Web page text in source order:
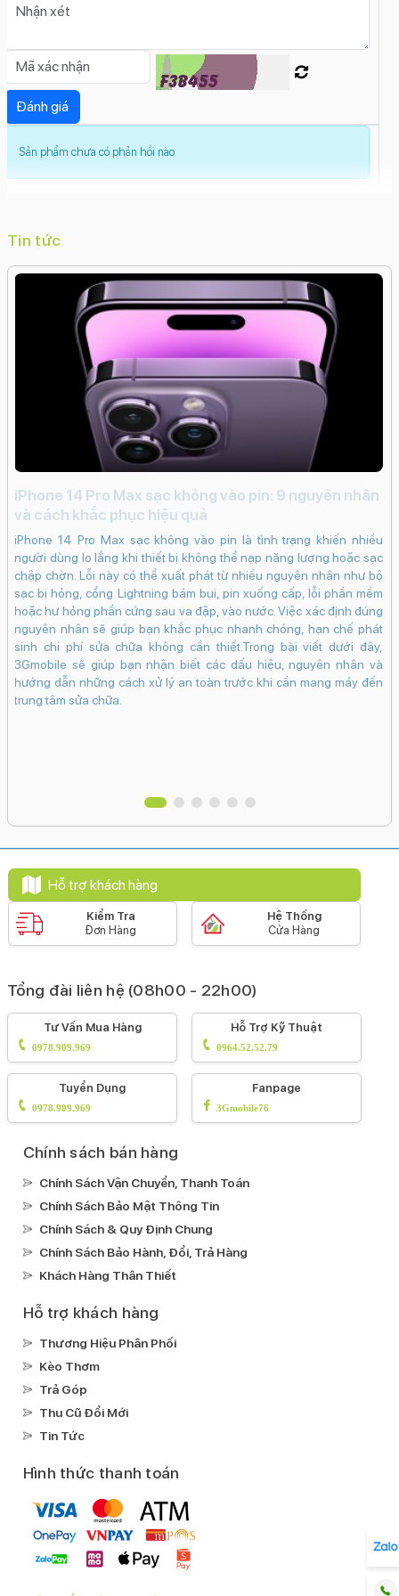
Sản phẩm chưa có phản hồi nào
Tin tức
iPhone 14 Pro Max sạc không vào pin: 9 nguyên nhân
và cách khắc phục hiệu quả
iPhone 14 Pro Max sạc không vào pin là tình trạng khiến nhiều
người dùng lo lắng khi thiết bị không thể nạp năng lượng hoặc sạc
chập chờn. Lỗi này có thể xuất phát từ nhiều nguyên nhân như bộ
sạc bị hỏng, cổng Lightning bám bụi, pin xuống cấp, lỗi phần mềm
hoặc hư hỏng phần cứng sau va đập, vào nước. Việc xác định đúng
nguyên nhân sẽ giúp bạn khắc phục nhanh chóng, hạn chế phát
sinh chi phí sửa chữa không cần thiết.Trong bài viết dưới đây,
3Gmobile sẽ giúp bạn nhận biết các dấu hiệu, nguyên nhân và
hướng dẫn những cách xử lý an toàn trước khi cần mang máy đến
trung tâm sửa chữa.
Hỗ trợ khách hàng
Kiểm Tra
Đơn Hàng
Hệ Thống
Cửa Hàng
Tổng đài liên hệ (08h00 - 22h00)
Tư Vấn Mua Hàng
0978.909.969
Hỗ Trợ Kỹ Thuật
0964.52.52.79
Tuyển Dụng
0978.909.969
Fanpage
3Gmobile76
Chính sách bán hàng
Chính Sách Vận Chuyển, Thanh Toán
Chính Sách Bảo Mật Thông Tin
Chính Sách & Quy Định Chung
Chính Sách Bảo Hành, Đổi, Trả Hàng
Khách Hàng Thân Thiết
Hỗ trợ khách hàng
Thương Hiệu Phân Phối
Kèo Thơm
Trả Góp
Thu Cũ Đổi Mới
Tin Tức
Hình thức thanh toán